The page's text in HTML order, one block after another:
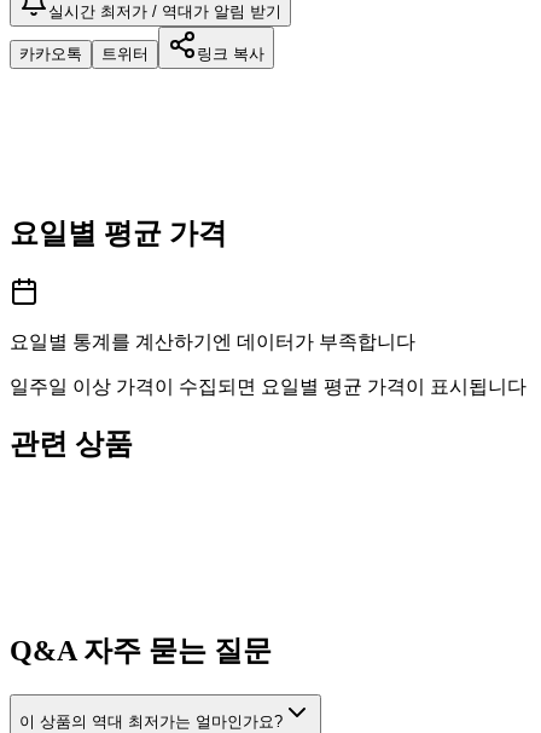
실시간 최저가 / 역대가 알림 받기
카카오톡 트위터 링크 복사
요일별 평균 가격
요일별 통계를 계산하기엔 데이터가 부족합니다
일주일 이상 가격이 수집되면 요일별 평균 가격이 표시됩니다
관련 상품
Q&A자주 묻는 질문
이 상품의 역대 최저가는 얼마인가요?